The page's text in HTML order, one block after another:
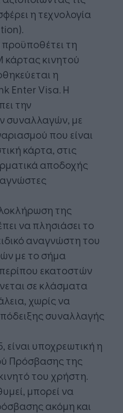
η τεχνολογία
τη
κάρτας κινητού
η
Enter Visa. Η
την
συναλλαγών, με
που είναι
κάρτα, στις
αποδοχής
της
να πλησιάσει το
αναγνώστη του
με το σήμα
εκατοστών
σε κλάσματα
χωρίς να
συναλλαγής
υποχρεωτική η
Πρόσβασης της
του χρήστη.
μπορεί να
ακόμη και